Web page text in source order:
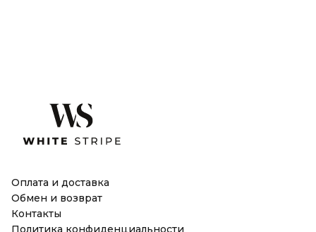
Оплата и доставка
Обмен и возврат
Контакты
Политика конфиденциальности